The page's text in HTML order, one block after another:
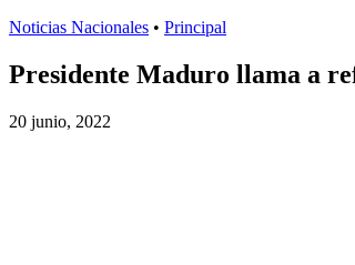
Noticias Nacionales • Principal
Presidente Maduro llama a
20 junio, 2022